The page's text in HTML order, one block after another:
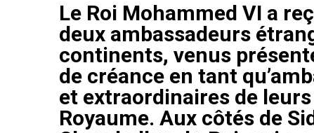
Le Roi Mohammed VI a
deux ambassadeurs
continents, venus
de créance en tant
et extraordinaires de
Royaume. Aux côtés de